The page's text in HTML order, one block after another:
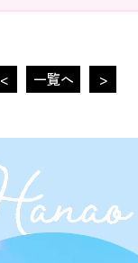
< 一覧へ >